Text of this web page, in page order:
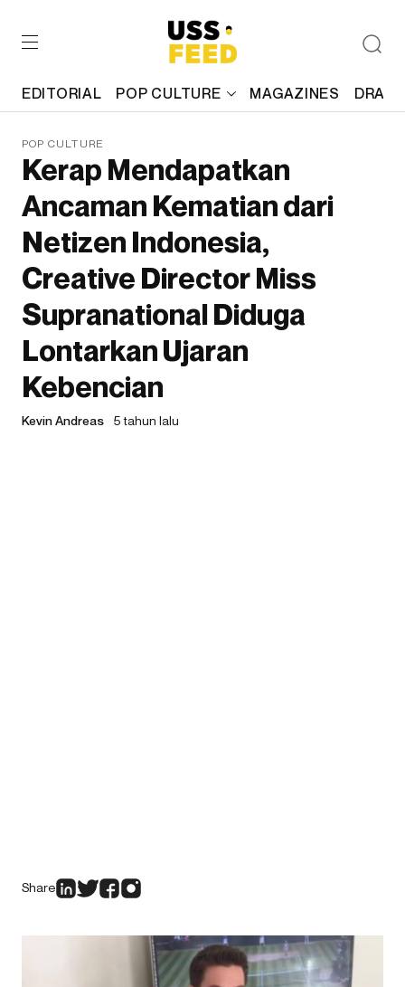
EDITORIAL POP CULTURE MAGAZINES
POP CULTURE
Kerap Mendapatkan
Ancaman Kematian dari
Netizen Indonesia,
Creative Director Miss
Supranational Diduga
Lontarkan Ujaran
Kebencian
Kevin Andreas 5 tahun lalu
Share